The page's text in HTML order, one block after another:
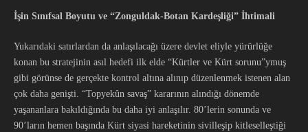
İşin Sınıfsal Boyutu ve “Zonguldak-Botan Kardeşliği” İhtimali
Yukarıdaki satırlardan da anlaşılacağı üzere devlet eliyle yürürlüğe
konan bu stratejinin asıl hedefi ilk elde “Kürtler ve Kürt sorunu”ymuş
gibi görünse de gerçekte kontrol altına alınıp düzenlenmek istenen alan
çok daha genişti. “Topyekûn savaş” kararının alındığı dönemde
yaşananlara bakıldığında bu daha iyi anlaşılır. 80’lerin sonunda ve
90’ların hemen başında Kürt siyasi hareketinin sivilleşip kitleselleştiği